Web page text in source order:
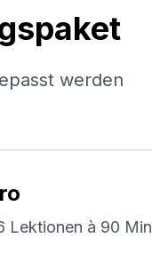
werden
Lektionen à 90 Min